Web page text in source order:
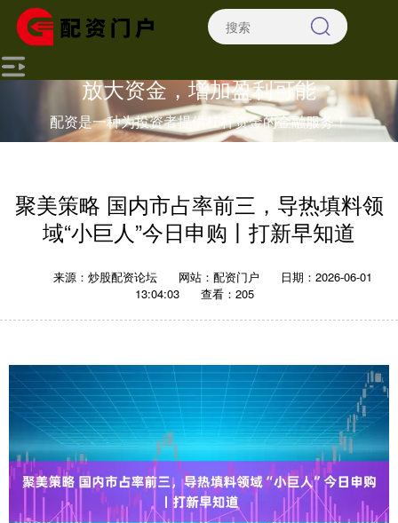
放大资金，增加盈利可能
配资是一种为投资者提供杠杆资金的金融服务！
聚美策略 国内市占率前三，导热填料领
域“小巨人”今日申购丨打新早知道
来源：炒股配资论坛 网站：配资门户
日期：2026-06-01
13:04:03
查看：205